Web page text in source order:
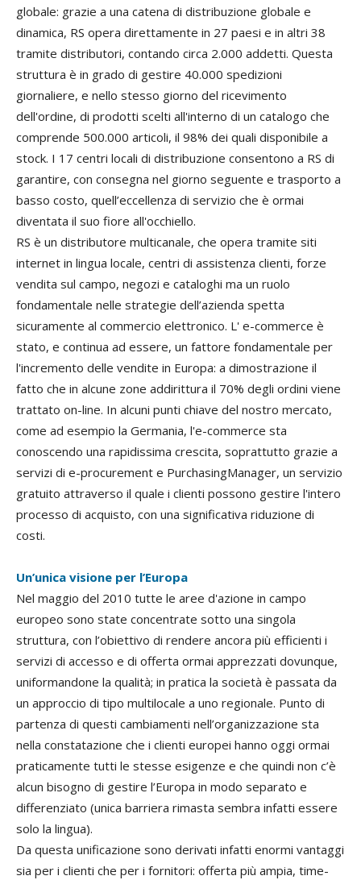
globale: grazie a una catena di distribuzione globale e
dinamica, RS opera direttamente in 27 paesi e in altri 38
tramite distributori, contando circa 2.000 addetti. Questa
struttura è in grado di gestire 40.000 spedizioni
giornaliere, e nello stesso giorno del ricevimento
dell'ordine, di prodotti scelti all'interno di un catalogo che
comprende 500.000 articoli, il 98% dei quali disponibile a
stock. I 17 centri locali di distribuzione consentono a RS di
garantire, con consegna nel giorno seguente e trasporto a
basso costo, quell’eccellenza di servizio che è ormai
diventata il suo fiore all'occhiello.
RS è un distributore multicanale, che opera tramite siti
internet in lingua locale, centri di assistenza clienti, forze
vendita sul campo, negozi e cataloghi ma un ruolo
fondamentale nelle strategie dell’azienda spetta
sicuramente al commercio elettronico. L' e-commerce è
stato, e continua ad essere, un fattore fondamentale per
l'incremento delle vendite in Europa: a dimostrazione il
fatto che in alcune zone addirittura il 70% degli ordini viene
trattato on-line. In alcuni punti chiave del nostro mercato,
come ad esempio la Germania, l'e-commerce sta
conoscendo una rapidissima crescita, soprattutto grazie a
servizi di e-procurement e PurchasingManager, un servizio
gratuito attraverso il quale i clienti possono gestire l'intero
processo di acquisto, con una significativa riduzione di
costi.
Un’unica visione per l’Europa
Nel maggio del 2010 tutte le aree d'azione in campo
europeo sono state concentrate sotto una singola
struttura, con l’obiettivo di rendere ancora più efficienti i
servizi di accesso e di offerta ormai apprezzati dovunque,
uniformandone la qualità; in pratica la società è passata da
un approccio di tipo multilocale a uno regionale. Punto di
partenza di questi cambiamenti nell’organizzazione sta
nella constatazione che i clienti europei hanno oggi ormai
praticamente tutti le stesse esigenze e che quindi non c’è
alcun bisogno di gestire l’Europa in modo separato e
differenziato (unica barriera rimasta sembra infatti essere
solo la lingua).
Da questa unificazione sono derivati infatti enormi vantaggi
sia per i clienti che per i fornitori: offerta più ampia, time-